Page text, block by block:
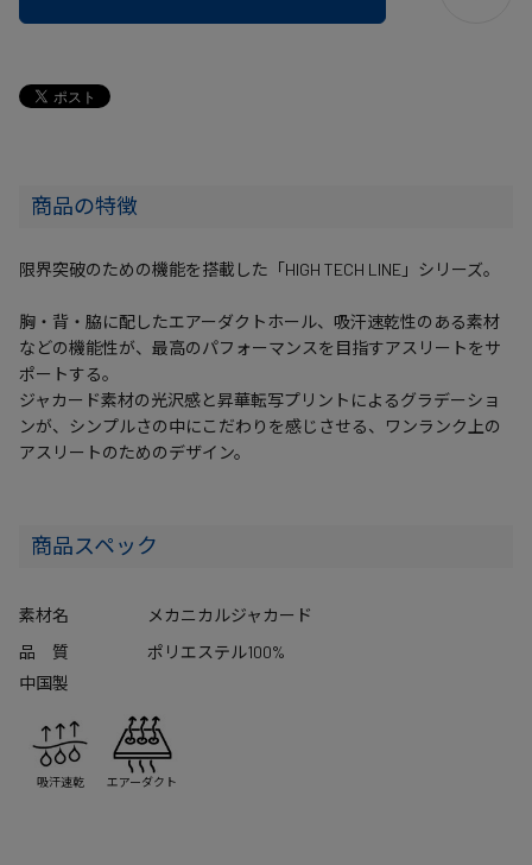
商品の特徴
限界突破のための機能を搭載した「HIGH TECH LINE」シリーズ。
胸・背・脇に配したエアーダクトホール、吸汗速乾性のある素材
などの機能性が、最高のパフォーマンスを目指すアスリートをサ
ポートする。
ジャカード素材の光沢感と昇華転写プリントによるグラデーショ
ンが、シンプルさの中にこだわりを感じさせる、ワンランク上の
アスリートのためのデザイン。
商品スペック
素材名
メカニカルジャカード
品 質
ポリエステル100%
中国製
吸汗速乾 エアーダクト